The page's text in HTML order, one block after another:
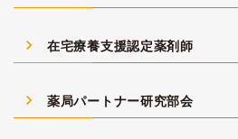
navigate_next 在宅療養支援認定薬剤師
navigate_next 薬局パートナー研究部会